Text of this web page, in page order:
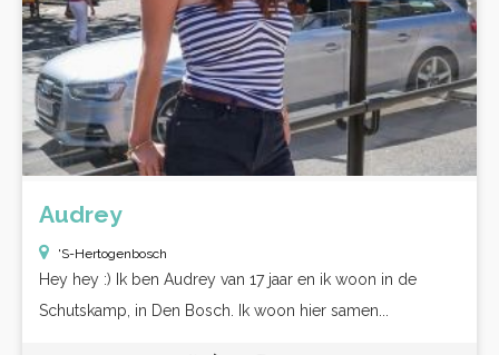
Audrey
'S-Hertogenbosch
Hey hey :) Ik ben Audrey van 17 jaar en ik woon in de
Schutskamp, in Den Bosch. Ik woon hier samen...